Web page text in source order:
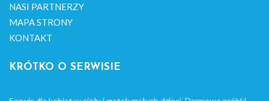
NASI PARTNERZY
MAPA STRONY
KONTAKT
KRÓTKO O SERWISIE